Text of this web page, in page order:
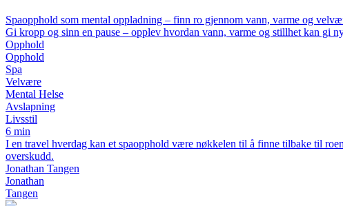
Spaopphold som mental oppladning – finn ro gjennom vann, varme og
Gi kropp og sinn en pause – opplev hvordan vann, varme og stillhet kan gi
Opphold
Opphold
Spa
Velvære
Mental Helse
Avslapning
Livsstil
6 min
I en travel hverdag kan et spaopphold være nøkkelen til å finne tilbake til
overskudd.
Jonathan Tangen
Jonathan
Tangen